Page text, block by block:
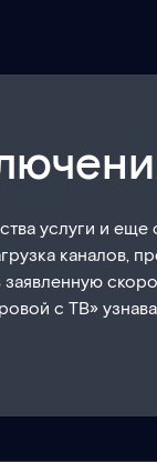
услуги и
каналов,
с ТВ»